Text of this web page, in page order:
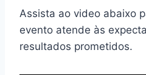
Assista ao video abaixo
evento atende às
resultados prometidos.